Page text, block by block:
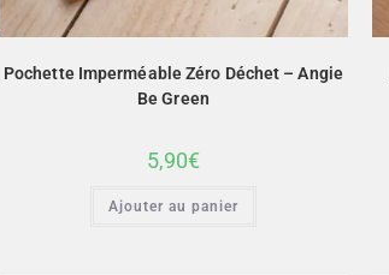
Pochette Imperméable Zéro Déchet – Angie
Be Green
5,90€
Ajouter au panier